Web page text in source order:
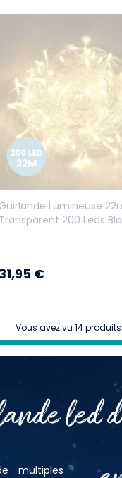
Guirlande Lumineuse
Transparent 200 Leds
31,95 €
Vous avez vu 14 produits
led
multiples